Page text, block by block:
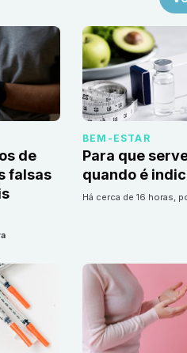
de
falsas
BEM-ESTAR
Para que
quando é
há cerca de 16 horas,